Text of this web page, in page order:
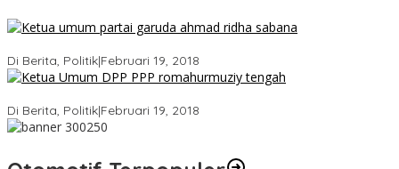
Di Berita, Politik|Februari 19, 2018
Di Berita, Politik|Februari 19, 2018